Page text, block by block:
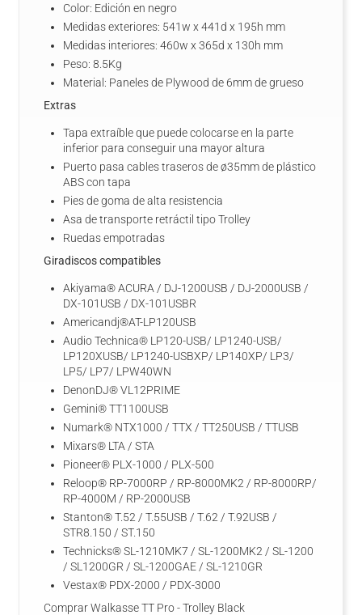
Color: Edición en negro
Medidas exteriores: 541w x 441d x 195h mm
Medidas interiores: 460w x 365d x 130h mm
Peso: 8.5Kg
Material: Paneles de Plywood de 6mm de grueso
Extras
Tapa extraíble que puede colocarse en la parte
inferior para conseguir una mayor altura
Puerto pasa cables traseros de ø35mm de plástico
ABS con tapa
Pies de goma de alta resistencia
Asa de transporte retráctil tipo Trolley
Ruedas empotradas
Giradiscos compatibles
Akiyama® ACURA / DJ-1200USB / DJ-2000USB /
DX-101USB / DX-101USBR
Americandj®AT-LP120USB
Audio Technica® LP120-USB/ LP1240-USB/
LP120XUSB/ LP1240-USBXP/ LP140XP/ LP3/
LP5/ LP7/ LPW40WN
DenonDJ® VL12PRIME
Gemini® TT1100USB
Numark® NTX1000 / TTX / TT250USB / TTUSB
Mixars® LTA / STA
Pioneer® PLX-1000 / PLX-500
Reloop® RP-7000RP / RP-8000MK2 / RP-8000RP/
RP-4000M / RP-2000USB
Stanton® T.52 / T.55USB / T.62 / T.92USB /
STR8.150 / ST.150
Technicks® SL-1210MK7 / SL-1200MK2 / SL-1200
/ SL1200GR / SL-1200GAE / SL-1210GR
Vestax® PDX-2000 / PDX-3000
Comprar Walkasse TT Pro - Trolley Black